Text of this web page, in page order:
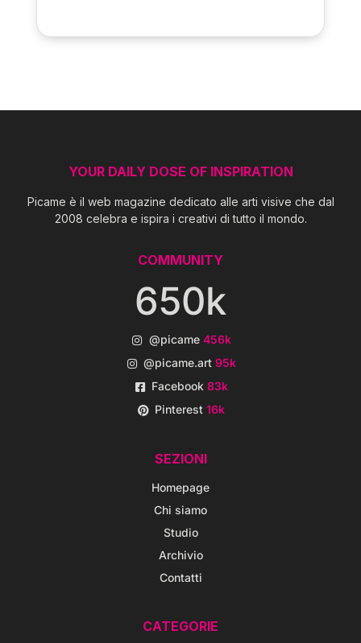
YOUR DAILY DOSE OF INSPIRATION
Picame è il web magazine dedicato alle arti visive che dal
2008 celebra e ispira i creativi di tutto il mondo.
COMMUNITY
650k
@picame 456k
@picame.art95k
Facebook83k
Pinterest16k
SEZIONI
Homepage
Chi siamo
Studio
Archivio
Contatti
CATEGORIE